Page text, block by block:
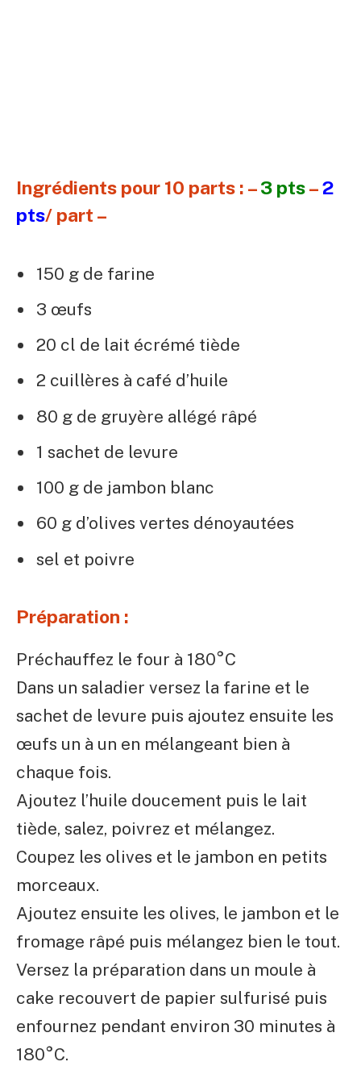
Ingrédients pour 10 parts : –3 pts–2
pts/ part –
150 g de farine
3 œufs
20 cl de lait écrémé tiède
2 cuillères à café d’huile
80 g de gruyère allégé râpé
1 sachet de levure
100 g de jambon blanc
60 g d’olives vertes dénoyautées
sel et poivre
Préparation :
Préchauffez le four à 180°C
Dans un saladier versez la farine et le
sachet de levure puis ajoutez ensuite les
œufs un à un en mélangeant bien à
chaque fois.
Ajoutez l’huile doucement puis le lait
tiède, salez, poivrez et mélangez.
Coupez les olives et le jambon en petits
morceaux.
Ajoutez ensuite les olives, le jambon et le
fromage râpé puis mélangez bien le tout.
Versez la préparation dans un moule à
cake recouvert de papier sulfurisé puis
enfournez pendant environ 30 minutes à
180°C.